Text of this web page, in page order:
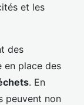
et les
des
en place des
. En
peuvent non